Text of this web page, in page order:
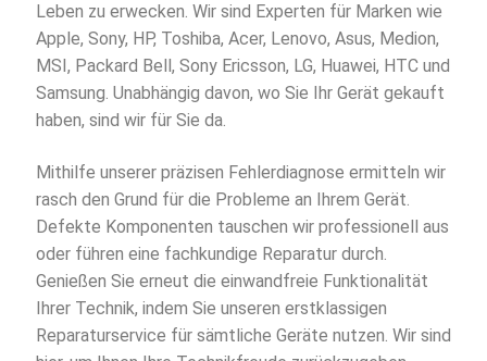
Leben zu erwecken. Wir sind Experten für Marken wie
Apple, Sony, HP, Toshiba, Acer, Lenovo, Asus, Medion,
MSI, Packard Bell, Sony Ericsson, LG, Huawei, HTC und
Samsung. Unabhängig davon, wo Sie Ihr Gerät gekauft
haben, sind wir für Sie da.
Mithilfe unserer präzisen Fehlerdiagnose ermitteln wir
rasch den Grund für die Probleme an Ihrem Gerät.
Defekte Komponenten tauschen wir professionell aus
oder führen eine fachkundige Reparatur durch.
Genießen Sie erneut die einwandfreie Funktionalität
Ihrer Technik, indem Sie unseren erstklassigen
Reparaturservice für sämtliche Geräte nutzen. Wir sind